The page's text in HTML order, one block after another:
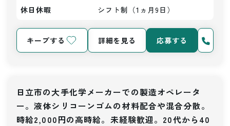
休日休暇
シフト制（1ヵ月9日）
キープする 詳細を見る 応募する
日立市の大手化学メーカーでの製造オペレータ
ー。液体シリコーンゴムの材料配合や混合分散。
時給2,000円の高時給。未経験歓迎。20代から40